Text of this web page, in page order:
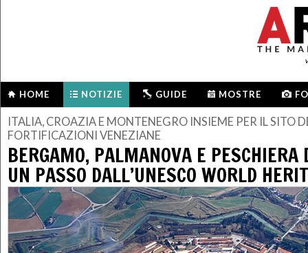
HOME NOTIZIE GUIDE MOSTRE
ITALIA, CROAZIA E MONTENEGRO INSIEME PER IL SITO
FORTIFICAZIONI VENEZIANE
BERGAMO, PALMANOVA E PESCHIERA
UN PASSO DALL’UNESCO WORLD